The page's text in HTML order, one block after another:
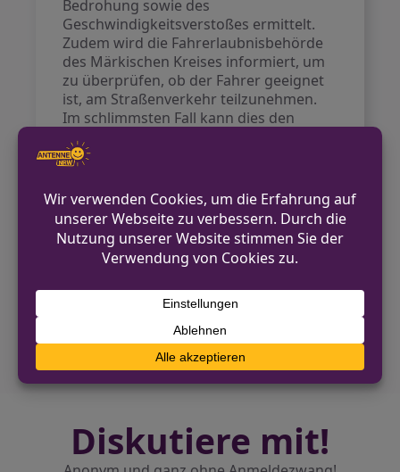
Bedrohung sowie des
Geschwindigkeitsverstoßes ermittelt.
Zudem wird die Fahrerlaubnisbehörde
des Märkischen Kreises informiert, um
zu überprüfen, ob der Fahrer geeignet
ist, am Straßenverkehr teilzunehmen.
Im schlimmsten Fall kann dies den
Entzug der Fahrerlaubnis zur Folge
haben.
VORHERIGER BEITRAG
Unfall auf der B 70 in Rheine führt zu
Sperrung
Unbekannte scheitern an
Automatenaufbrüchen in Balve
Diskutiere mit!